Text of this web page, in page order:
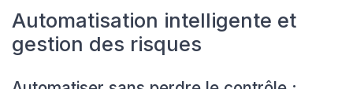
Automatisation intelligente et
gestion des risques